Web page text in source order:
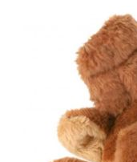
Akcija!